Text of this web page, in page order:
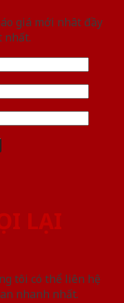
giá mới nhât đầy
nhất.
LẠI
tôi có thể liên hệ
nhanh nhất.